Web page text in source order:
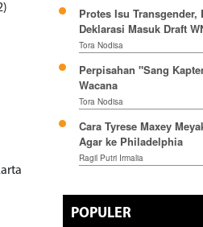
Protes Isu Transgender,
Deklarasi Masuk Draft
Tora Nodisa
Perpisahan "Sang
Wacana
Tora Nodisa
Cara Tyrese Maxey
Agar ke Philadelphia
Ragil Putri Irmalia
POPULER